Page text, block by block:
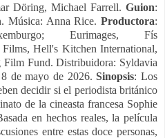
Döring, Michael Farrell. Guion:
Música: Anna Rice. Productora:
Eurimages, Fís
Hell's Kitchen International,
Fund. Distribuidora: Syldavia
de mayo de 2026.Sinopsis: Los
decidir si el periodista británico
de la cineasta francesa Sophie
en hechos reales, la película
entre estas doce personas,